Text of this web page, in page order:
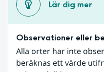
Lär dig mer
Observationer eller
Alla orter har inte
beräknas ett värde